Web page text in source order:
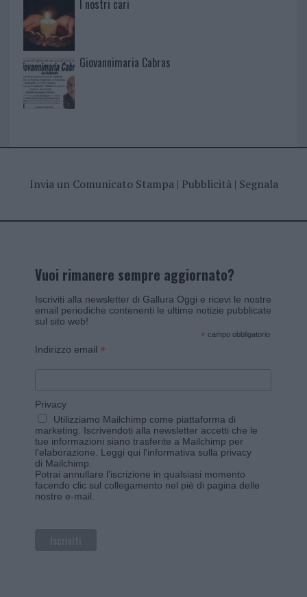
I nostri cari
Giovannimaria Cabras
Invia un Comunicato Stampa| Pubblicità| Segnala
Vuoi rimanere sempre aggiornato?
Iscriviti alla newsletter di Gallura Oggi e ricevi le nostre
email periodiche contenenti le ultime notizie pubblicate
sul sito web!
* campo obbligatorio
Indirizzo email *
Privacy
Utilizziamo Mailchimp come piattaforma di
marketing. Iscrivendoti alla newsletter accetti che le
tue informazioni siano trasferite a Mailchimp per
l'elaborazione. Leggi qui l'informativa sulla privacy
di Mailchimp
Potrai annullare l'iscrizione in qualsiasi momento
facendo clic sul collegamento nel piè di pagina delle
nostre e-mail.